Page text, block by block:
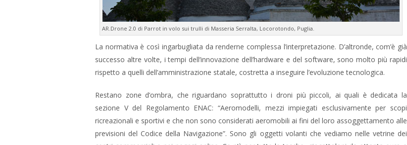
AR.Drone 2.0 di Parrot in volo sui trulli di Masseria Serralta, Locorotondo, Puglia.
La normativa è così ingarbugliata da renderne complessa l’interpretazione. D’altronde, com’è già
successo altre volte, i tempi dell’innovazione dell’hardware e del software, sono molto più rapidi
rispetto a quelli dell’amministrazione statale, costretta a inseguire l’evoluzione tecnologica.
Restano zone d’ombra, che riguardano soprattutto i droni più piccoli, ai quali è dedicata la
sezione V del Regolamento ENAC: “Aeromodelli, mezzi impiegati esclusivamente per scopi
ricreazionali e sportivi e che non sono considerati aeromobili ai fini del loro assoggettamento alle
previsioni del Codice della Navigazione”. Sono gli oggetti volanti che vediamo nelle vetrine dei